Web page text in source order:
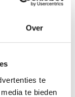
Over
te
te bieden
( 24 x 72 st)